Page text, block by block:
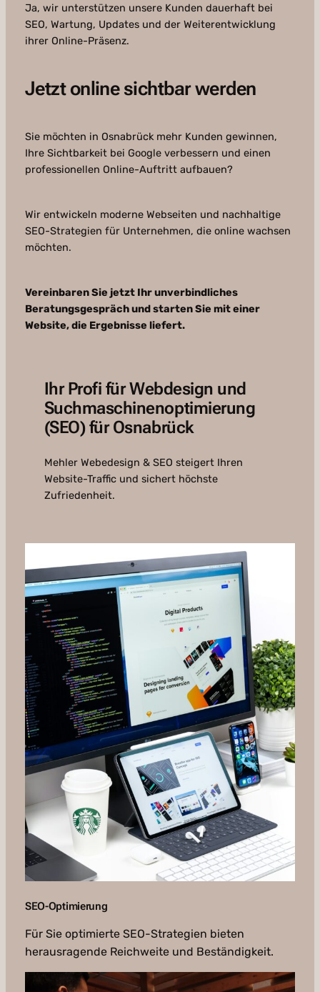
Ja, wir unterstützen unsere Kunden dauerhaft bei
SEO, Wartung, Updates und der Weiterentwicklung
ihrer Online-Präsenz.
Jetzt online sichtbar werden
Sie möchten in Osnabrück mehr Kunden gewinnen,
Ihre Sichtbarkeit bei Google verbessern und einen
professionellen Online-Auftritt aufbauen?
Wir entwickeln moderne Webseiten und nachhaltige
SEO-Strategien für Unternehmen, die online wachsen
möchten.
Vereinbaren Sie jetzt Ihr unverbindliches
Beratungsgespräch und starten Sie mit einer
Website, die Ergebnisse liefert.
Ihr Profi für Webdesign und
Suchmaschinenoptimierung
(SEO) für Osnabrück
Mehler Webedesign & SEO steigert Ihren
Website-Traffic und sichert höchste
Zufriedenheit.
SEO-Optimierung
Für Sie optimierte SEO-Strategien bieten
herausragende Reichweite und Beständigkeit.